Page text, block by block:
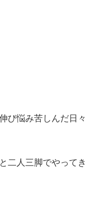
び悩み苦しんだ日々
二人三脚でやってき